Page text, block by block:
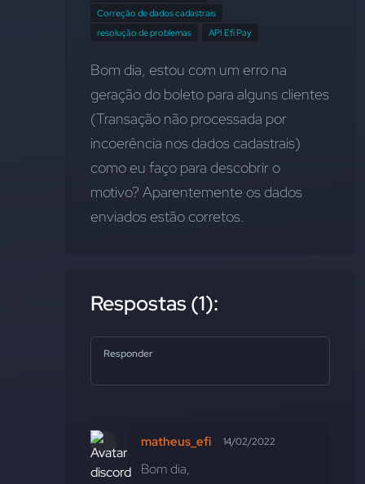
Correção de dados cadastrais
resolução de problemas
API Efí Pay
Bom dia, estou com um erro na
geração do boleto para alguns clientes
(Transação não processada por
incoerência nos dados cadastrais)
como eu faço para descobrir o
motivo? Aparentemente os dados
enviados estão corretos.
Respostas (1):
Responder
matheus_efi 14/02/2022
Bom dia,